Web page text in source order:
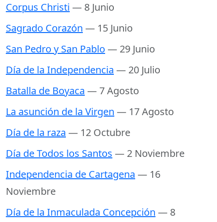
Corpus Christi — 8 Junio
Sagrado Corazón — 15 Junio
San Pedro y San Pablo — 29 Junio
Día de la Independencia — 20 Julio
Batalla de Boyaca — 7 Agosto
La asunción de la Virgen — 17 Agosto
Día de la raza — 12 Octubre
Día de Todos los Santos — 2 Noviembre
Independencia de Cartagena — 16
Noviembre
Día de la Inmaculada Concepción — 8